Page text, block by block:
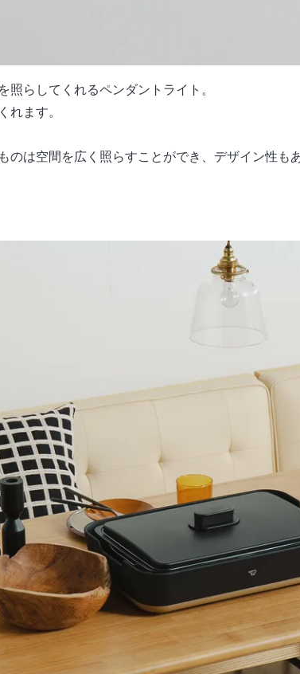
照らしてくれるペンダントライト。
れます。
のは空間を広く照らすことができ、デザイン性も